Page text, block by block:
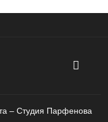
– Cтудия Парфенова